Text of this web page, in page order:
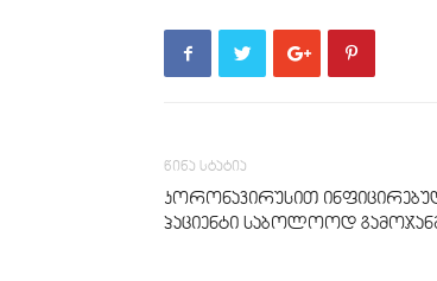
წინა სტატია
კორონავირუსით
პაციენტი საბოლოოდ